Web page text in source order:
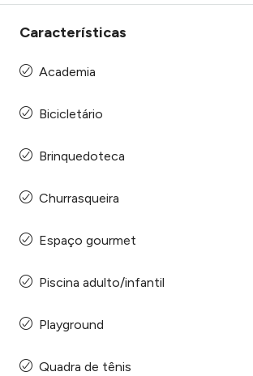
Características
Academia
Bicicletário
Brinquedoteca
Churrasqueira
Espaço gourmet
Piscina adulto/infantil
Playground
Quadra de tênis